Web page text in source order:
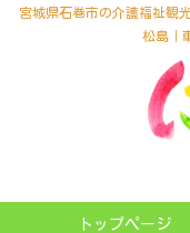
宮城県石巻市の介護福祉観
松島｜
トップページ